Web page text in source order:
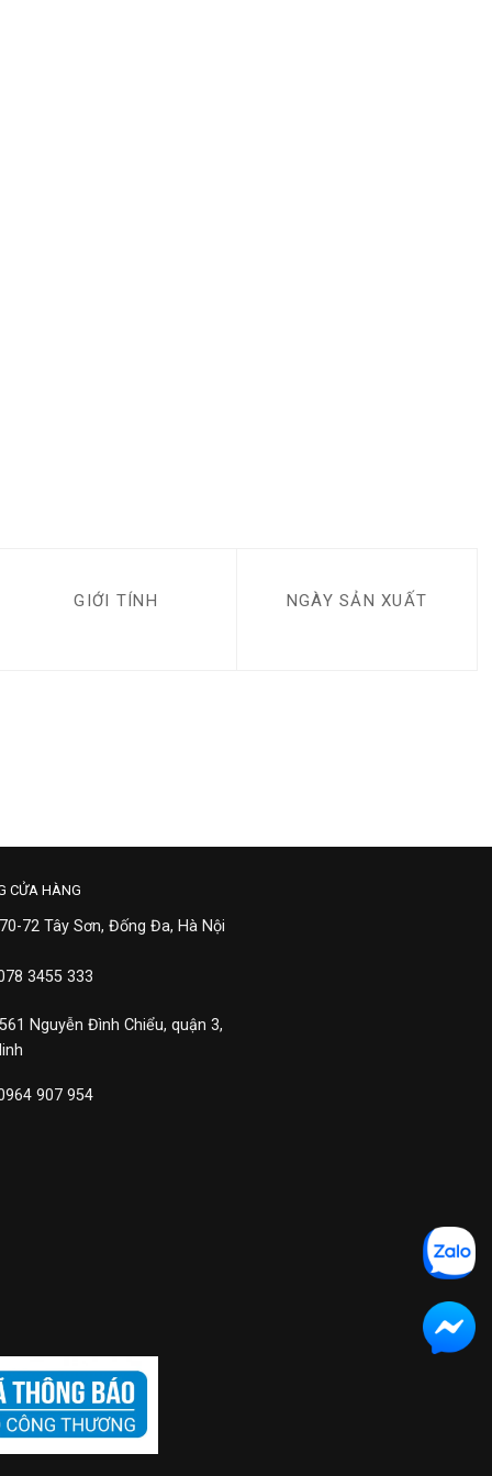
GIỚI TÍNH NGÀY SẢN XUẤT
CỬA HÀNG
72 Tây Sơn, Đống Đa, Hà Nội
3455 333
Nguyễn Đình Chiểu, quận 3,
907 954